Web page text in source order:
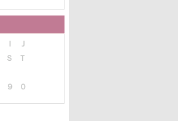
Ｉ
Ｊ
Ｓ
Ｔ
９ ０